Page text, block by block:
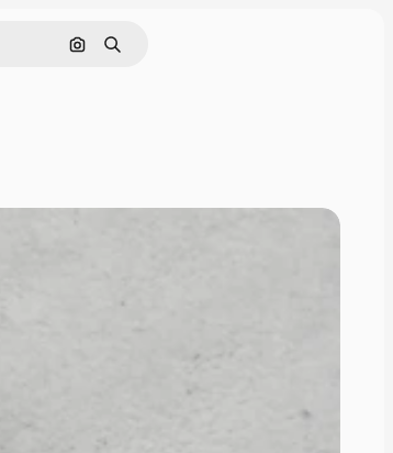
Pesquisar por imagem
Buscar